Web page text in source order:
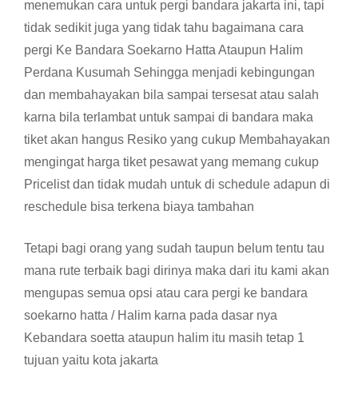
menemukan cara untuk pergi bandara jakarta ini, tapi
tidak sedikit juga yang tidak tahu bagaimana cara
pergi Ke Bandara Soekarno Hatta Ataupun Halim
Perdana Kusumah Sehingga menjadi kebingungan
dan membahayakan bila sampai tersesat atau salah
karna bila terlambat untuk sampai di bandara maka
tiket akan hangus Resiko yang cukup Membahayakan
mengingat harga tiket pesawat yang memang cukup
Pricelist dan tidak mudah untuk di schedule adapun di
reschedule bisa terkena biaya tambahan
Tetapi bagi orang yang sudah taupun belum tentu tau
mana rute terbaik bagi dirinya maka dari itu kami akan
mengupas semua opsi atau cara pergi ke bandara
soekarno hatta / Halim karna pada dasar nya
Kebandara soetta ataupun halim itu masih tetap 1
tujuan yaitu kota jakarta